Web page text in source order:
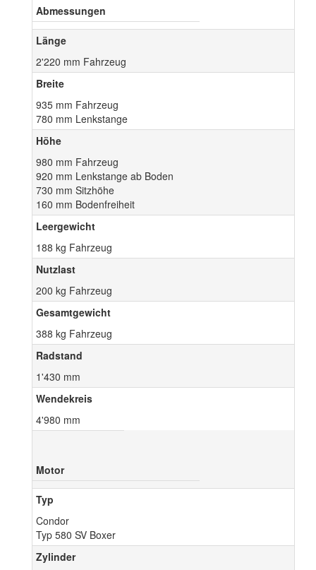
Abmessungen
Länge
2'220 mm Fahrzeug
Breite
935 mm Fahrzeug
780 mm Lenkstange
Höhe
980 mm Fahrzeug
920 mm Lenkstange ab Boden
730 mm Sitzhöhe
160 mm Bodenfreiheit
Leergewicht
188 kg Fahrzeug
Nutzlast
200 kg Fahrzeug
Gesamtgewicht
388 kg Fahrzeug
Radstand
1'430 mm
Wendekreis
4'980 mm
Motor
Typ
Condor
Typ 580 SV Boxer
Zylinder